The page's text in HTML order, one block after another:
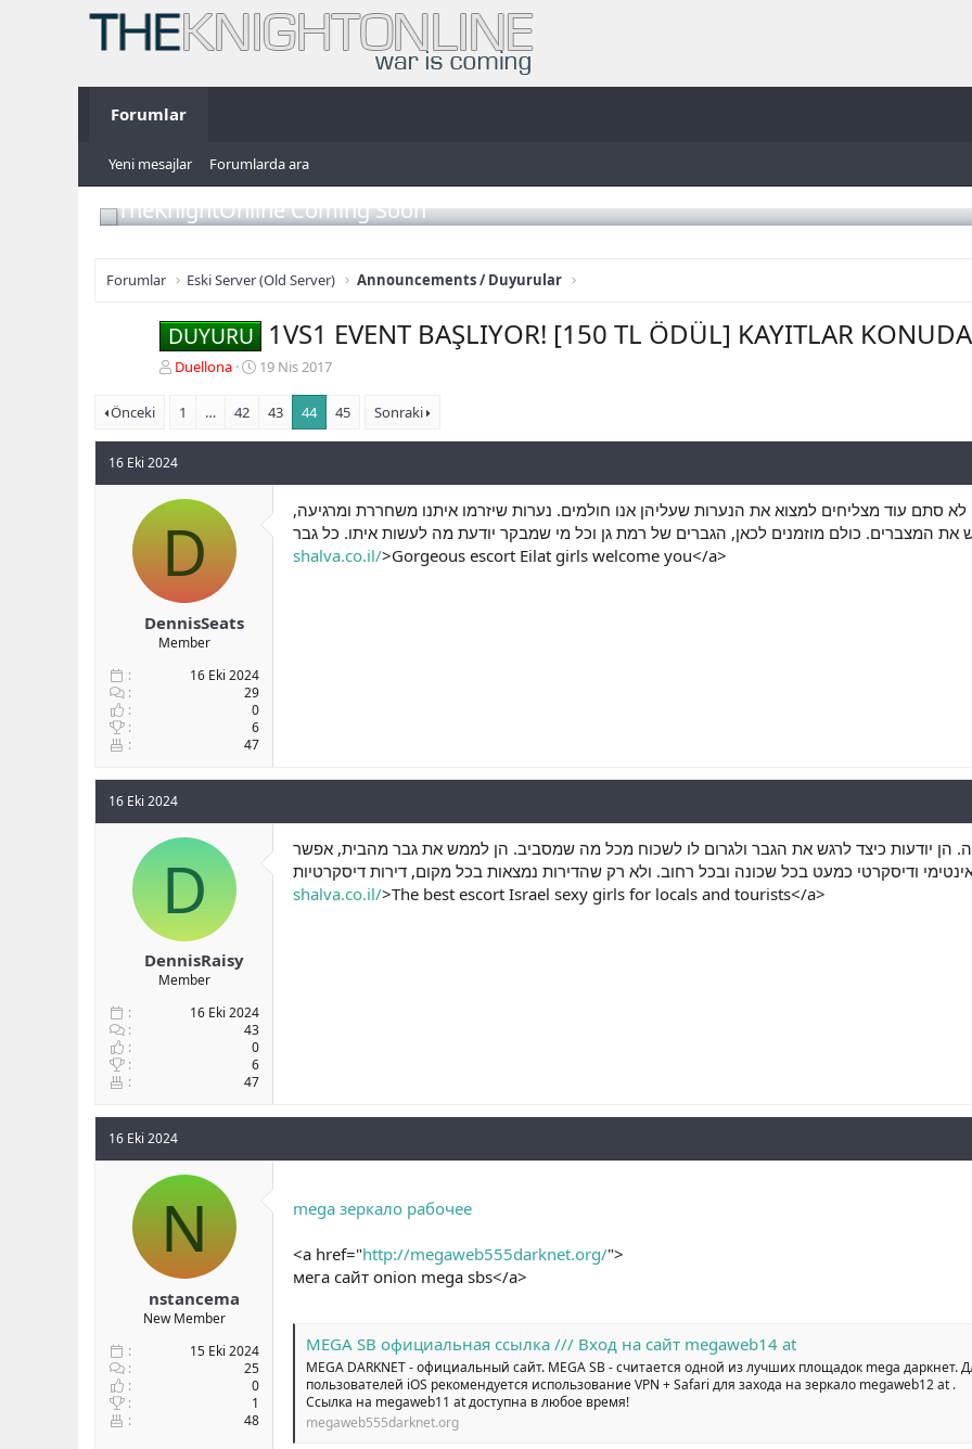
Forumlar
Yeni mesajlar Forumlarda ara
TheKnightOnline Coming Soon
Forumlar Eski Server (Old Server) Announcements / Duyurular
DUYURU 1VS1 EVENT BAŞLIYOR! [150 TL ÖDÜL] KAYITLAR
K
n
u
y
u
b
ş
a
t
a
n
Duellona
B
a
g
19 Nis 2017
Önceki 1 … 42 43 44 45 Sonraki
16 Eki 2024
D
DennisSeats
Member
16 Eki 2024
29
0
6
47
לא סתם עוד מצליחים למצוא את הנערות שעליהן אנו חולמים. נערות שיזרמו איתנו משחררת ומרגיעה,
shalva.co.il/>Gorgeous escort Eilat girls welcome you</a>
16 Eki 2024
D
DennisRaisy
Member
16 Eki 2024
43
0
6
47
הן יודעות כיצד לרגש את הגבר ולגרום לו לשכוח מכל מה שמסביב. הן לממש את גבר מהבית, אפשר
shalva.co.il/>The best escort Israel sexy girls for locals and tourists</a>
16 Eki 2024
N
nstancema
New Member
15 Eki 2024
25
0
1
48
mega зеркало рабочее
<a href="http://megaweb555darknet.org/">
мега сайт onion mega sbs</a>
MEGA SB официальная ссылка /// Вход на сайт megaweb14 at
MEGA DARKNET - официальный сайт. MEGA SB - считается одной из лучших площадок mega даркнет.
пользователей iOS рекомендуется использование VPN + Safari для захода на зеркало megaweb12 at .
Ссылка на megaweb11 at доступна в любое время!
megaweb555darknet.org